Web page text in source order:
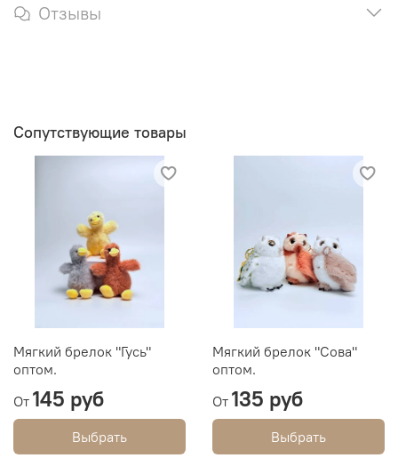
Отзывы
Сопутствующие товары
Мягкий брелок "Гусь"
оптом.
От 145 руб
Выбрать
Мягкий брелок "Сова"
оптом.
От 135 руб
Выбрать